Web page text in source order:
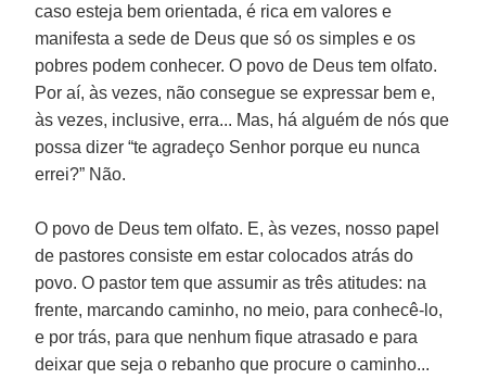
caso esteja bem orientada, é rica em valores e
manifesta a sede de Deus que só os simples e os
pobres podem conhecer. O povo de Deus tem olfato.
Por aí, às vezes, não consegue se expressar bem e,
às vezes, inclusive, erra... Mas, há alguém de nós que
possa dizer “te agradeço Senhor porque eu nunca
errei?” Não.
O povo de Deus tem olfato. E, às vezes, nosso papel
de pastores consiste em estar colocados atrás do
povo. O pastor tem que assumir as três atitudes: na
frente, marcando caminho, no meio, para conhecê-lo,
e por trás, para que nenhum fique atrasado e para
deixar que seja o rebanho que procure o caminho...